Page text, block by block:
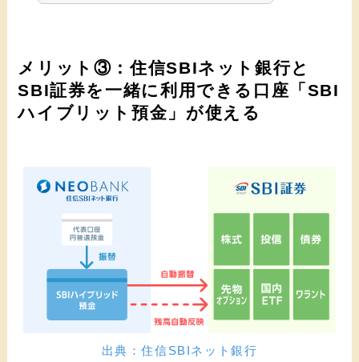
メリット③：住信SBIネット銀行と
SBI証券を一緒に利用できる口座「SBI
ハイブリット預金」が使える
出典：住信SBIネット銀行